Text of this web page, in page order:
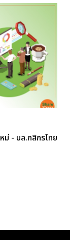
- บล.กสิกรไทย